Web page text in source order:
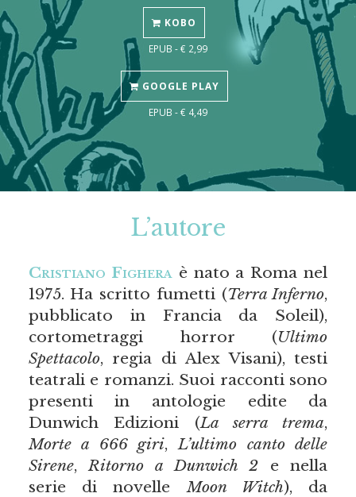
KOBO
EPUB - € 2,99
GOOGLE PLAY
EPUB - € 4,49
L’autore
Cristiano Figheraè nato a Roma nel
1975. Ha scritto fumetti (Terra Inferno,
pubblicato in Francia da Soleil),
cortometraggi horror (Ultimo
Spettacolo, regia di Alex Visani), testi
teatrali e romanzi. Suoi racconti sono
presenti in antologie edite da
Dunwich Edizioni (La serra trema,
Morte a 666 giri,L’ultimo canto delle
Sirene,Ritorno a Dunwich 2e nella
serie di novelleMoon Witch), da